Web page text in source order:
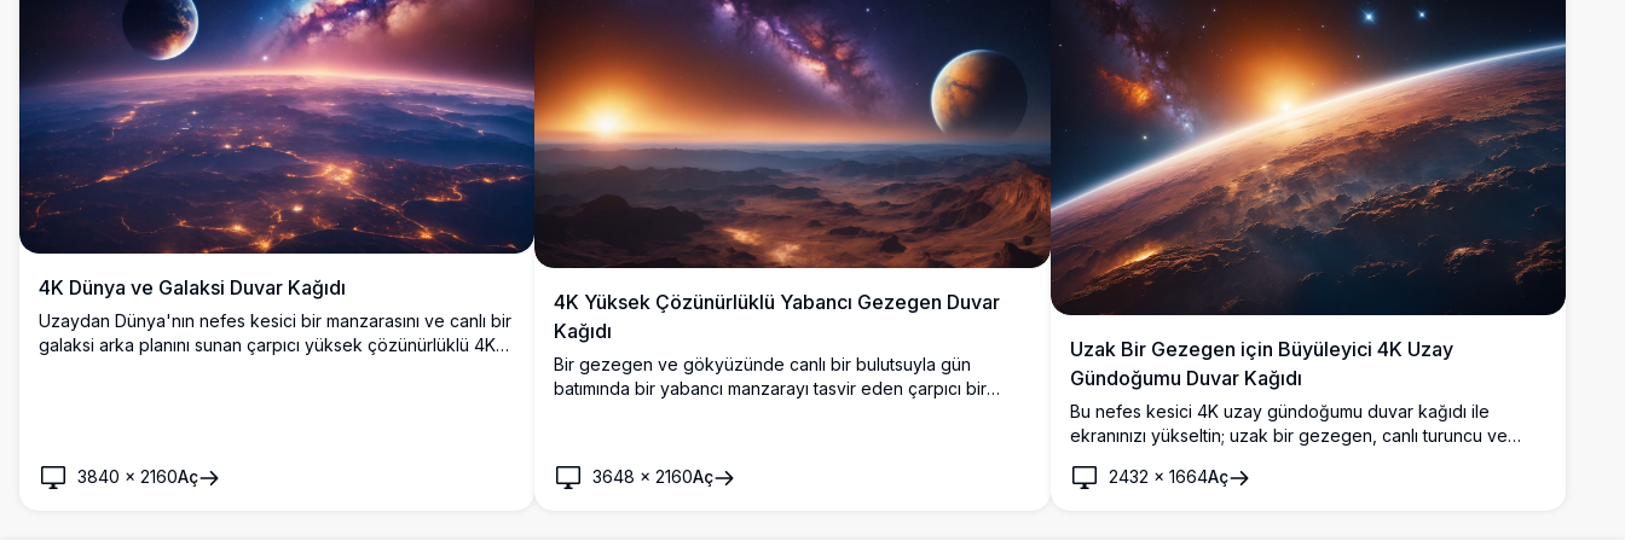
4K Dünya ve Galaksi Duvar Kağıdı
Uzaydan Dünya'nın nefes kesici bir manzarasını ve canlı bir
galaksi arka planını sunan çarpıcı yüksek çözünürlüklü 4K
3840 × 2160Aç
4K Yüksek Çözünürlüklü Yabancı Gezegen Duvar
Kağıdı
Bir gezegen ve gökyüzünde canlı bir bulutsuyla gün
batımında bir yabancı manzarayı tasvir eden çarpıcı bir
yakalıyor.
3648 ×2160Aç
Uzak Bir Gezegen için Büyüleyici 4K Uzay
Gündoğumu Duvar Kağıdı
Bu nefes kesici 4K uzay gündoğumu duvar kağıdı ile
ekranınızı yükseltin; uzak bir gezegen, canlı turuncu ve
altında parıldıyor ve yıldızlarla dolu bir kozmos ile
2432 × 1664Aç